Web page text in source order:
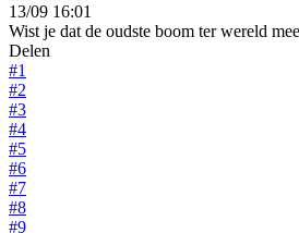
13/09 16:01
Wist je dat de oudste boom ter wereld
Delen
#1
#2
#3
#4
#5
#6
#7
#8
#9